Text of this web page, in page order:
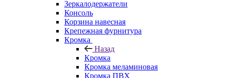
Зеркалодержатели
Консоль
Корзина навесная
Крепежная фурнитура
Кромка
Назад
Кромка
Кромка меламиновая
Кромка ПВХ